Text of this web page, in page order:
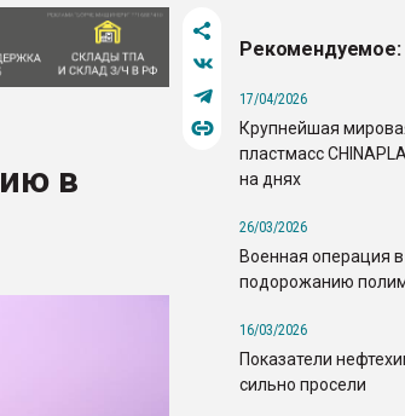
в
Рекомендуемое:
17/04/2026
Крупнейшая
пластмасс
на днях
26/03/2026
Военная операция
подорожанию
16/03/2026
Показатели
сильно просели